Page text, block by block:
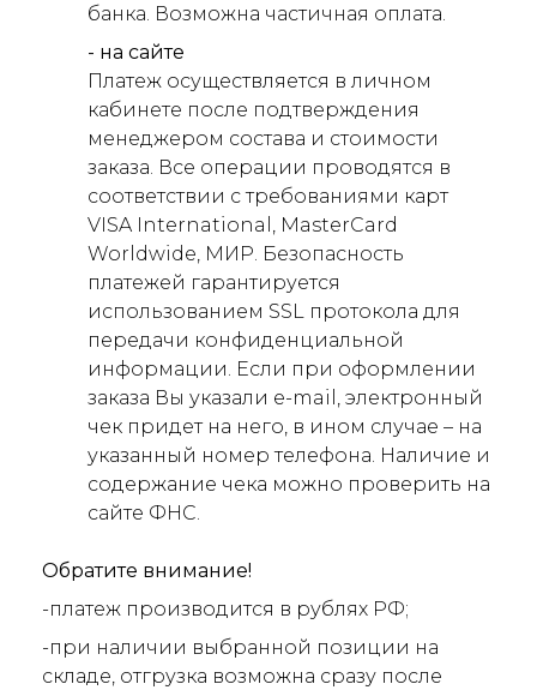
банка. Возможна частичная оплата.
- на сайте
Платеж осуществляется в личном
кабинете после подтверждения
менеджером состава и стоимости
заказа. Все операции проводятся в
соответствии с требованиями карт
VISA International, MasterCard
Worldwide, МИР. Безопасность
платежей гарантируется
использованием SSL протокола для
передачи конфиденциальной
информации. Если при оформлении
заказа Вы указали e-mail, электронный
чек придет на него, в ином случае – на
указанный номер телефона. Наличие и
содержание чека можно проверить на
сайте ФНС.
Обратите внимание!
-платеж производится в рублях РФ;
-при наличии выбранной позиции на
складе, отгрузка возможна сразу после